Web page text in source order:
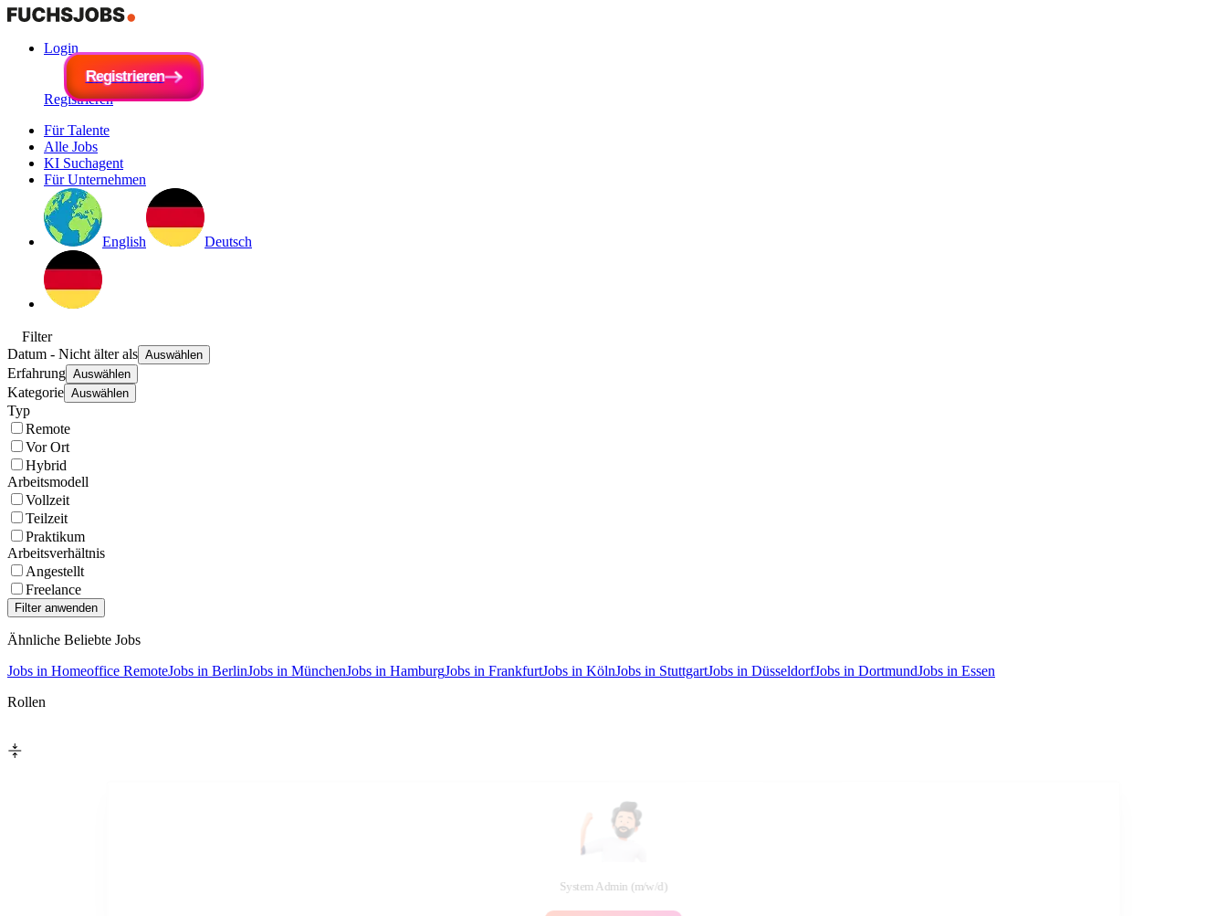
Login
Registrieren
Registrieren
Registrieren
Für Talente
Alle Jobs
KI Suchagent
Für Unternehmen
English Deutsch
Filter
Datum - Nicht älter als Auswählen
Erfahrung Auswählen
Kategorie Auswählen
Typ
Remote
Vor Ort
Hybrid
Arbeitsmodell
Vollzeit
Teilzeit
Praktikum
Arbeitsverhältnis
Angestellt
Freelance
Ähnliche Beliebte Jobs
Jobs in Homeoffice RemoteJobs in BerlinJobs in MünchenJobs in HamburgJobs in FrankfurtJobs in KölnJobs in StuttgartJobs in DüsseldorfJobs in DortmundJobs in Essen
Rollen
System Admin (m/w/d)